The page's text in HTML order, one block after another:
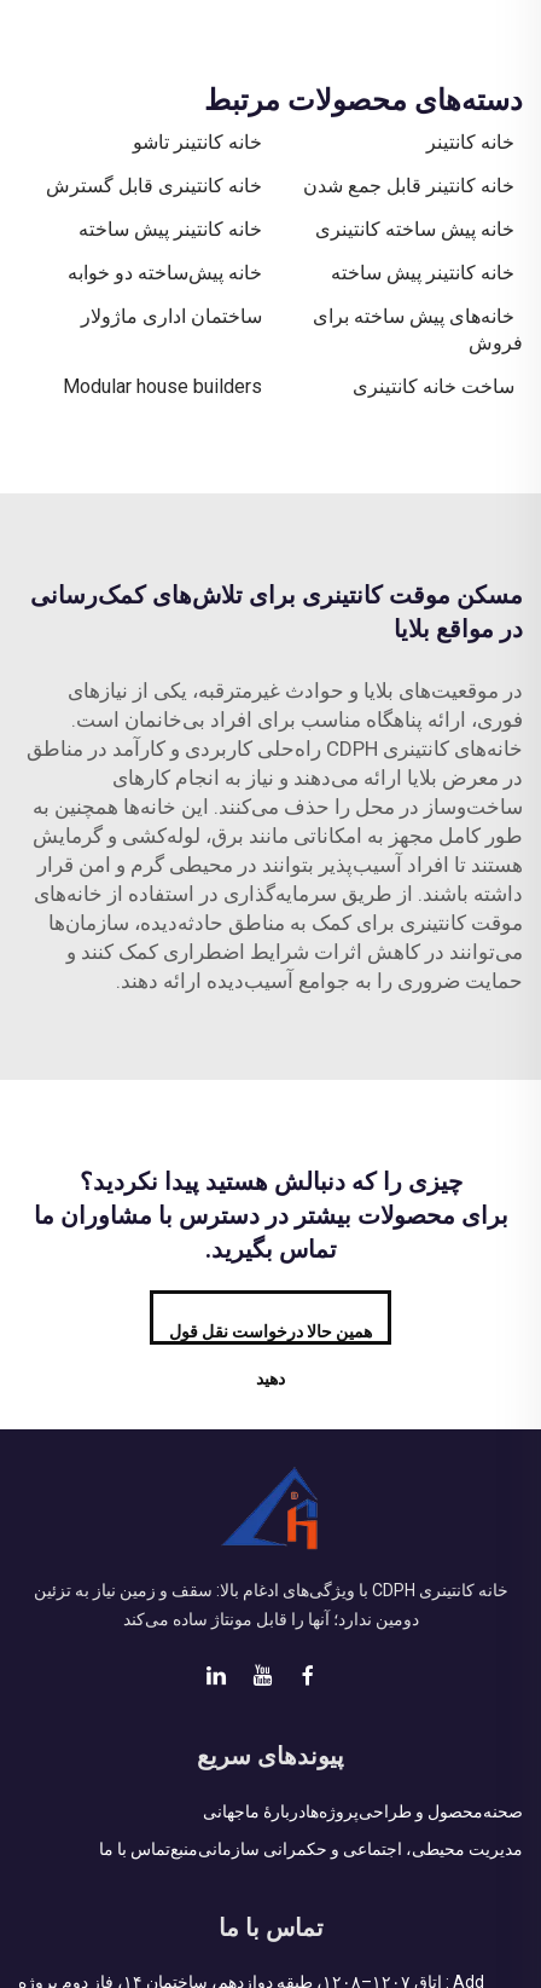
دسته‌های محصولات مرتبط
خانه کانتینر
خانه کانتینر تاشو
خانه کانتینر قابل جمع شدن
خانه کانتینری قابل گسترش
خانه پیش ساخته کانتینری
خانه کانتینر پیش ساخته
خانه کانتینر پیش ساخته
خانه پیش‌ساخته دو خوابه
خانه‌های پیش ساخته برای
فروش
ساختمان اداری ماژولار
ساخت خانه کانتینری Modular house builders
مسکن موقت کانتینری برای تلاش‌های کمک‌رسانی
در مواقع بلایا
در موقعیت‌های بلایا و حوادث غیرمترقبه، یکی از نیازهای
فوری، ارائه پناهگاه مناسب برای افراد بی‌خانمان است.
خانه‌های کانتینری CDPH راه‌حلی کاربردی و کارآمد در مناطق
در معرض بلایا ارائه می‌دهند و نیاز به انجام کارهای
ساخت‌وساز در محل را حذف می‌کنند. این خانه‌ها همچنین به
طور کامل مجهز به امکاناتی مانند برق، لوله‌کشی و گرمایش
هستند تا افراد آسیب‌پذیر بتوانند در محیطی گرم و امن قرار
داشته باشند. از طریق سرمایه‌گذاری در استفاده از خانه‌های
موقت کانتینری برای کمک به مناطق حادثه‌دیده، سازمان‌ها
می‌توانند در کاهش اثرات شرایط اضطراری کمک کنند و
حمایت ضروری را به جوامع آسیب‌دیده ارائه دهند.
چیزی را که دنبالش هستید پیدا نکردید؟
برای محصولات بیشتر در دسترس با مشاوران ما
تماس بگیرید.
همین حالا درخواست نقل قول
دهید
خانه کانتینری CDPH با ویژگی‌های ادغام بالا: سقف و زمین نیاز به تزئین
دومین ندارد؛ آنها را قابل مونتاژ ساده می‌کند
پیوندهای سریع
صحنهمحصول و طراحیپروژه‌هادربارهٔ ماجهانی
مدیریت محیطی، اجتماعی و حکمرانی سازمانیمنبعتماس با ما
تماس با ما
Add : اتاق ۱۲۰۷–۱۲۰۸، طبقه دوازدهم، ساختمان ۱۴، فاز دوم پروژه